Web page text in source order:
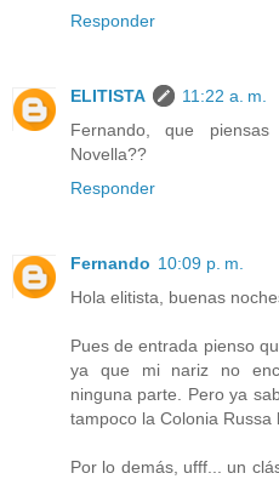
Responder
ELITISTA
11:22 a. m.
Fernando, que
Novella??
Responder
Fernando 10:09 p. m.
Hola elitista, buenas
Pues de entrada pienso
ya que mi nariz no
ninguna parte. Pero ya
tampoco la Colonia Russa
Por lo demás, ufff... un